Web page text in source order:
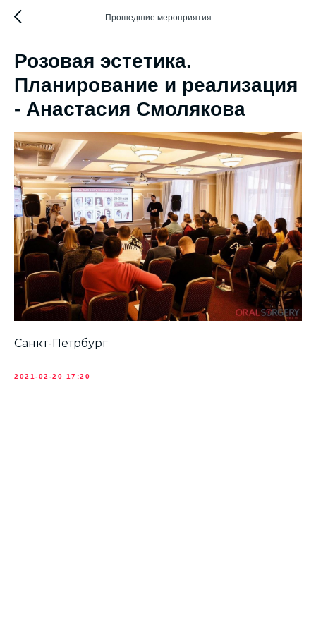
Прошедшие мероприятия
Розовая эстетика.
Планирование и реализация
- Анастасия Смолякова
Санкт-Петрбург
2021-02-20 17:20